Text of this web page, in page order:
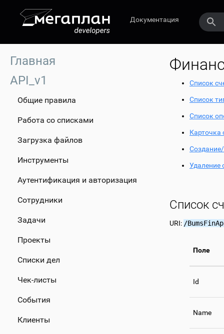
Документация
Главная
API_v1
Общие правила
Работа со списками
Загрузка файлов
Инструменты
Аутентификация и авторизация
Сотрудники
Задачи
Проекты
Списки дел
Чек-листы
События
Клиенты
Список
Список
Список
Карточка
Удаление
Список
URI: /
Поле
Id
Name